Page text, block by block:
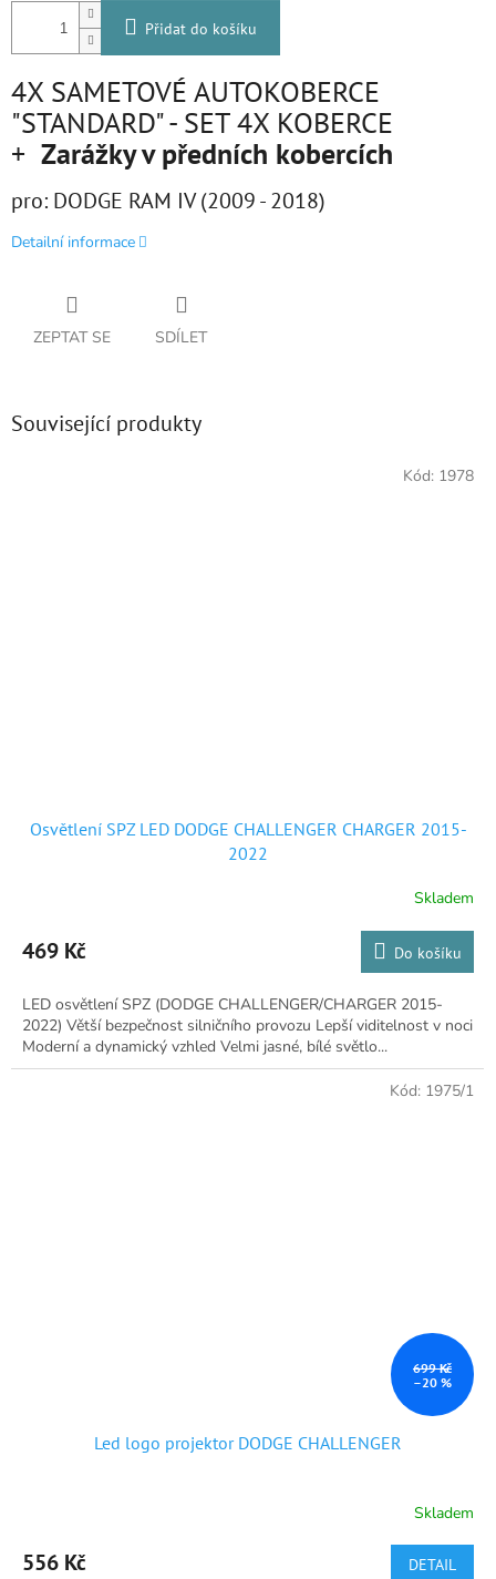
Přidat do košíku
4X SAMETOVÉ AUTOKOBERCE
"STANDARD" - SET 4X KOBERCE
+ Zarážky v předních kobercích
pro: DODGE RAM IV (2009 - 2018)
Detailní informace
ZEPTAT SE SDÍLET
Související produkty
Osvětlení SPZ LED DODGE CHALLENGER CHARGER 2015-
2022
Skladem
469 Kč Do košíku
LED osvětlení SPZ (DODGE CHALLENGER/CHARGER 2015-
2022) Větší bezpečnost silničního provozu Lepší viditelnost v noci
Moderní a dynamický vzhled Velmi jasné, bílé světlo...
Kód: 1978
699 Kč
–20 %
Led logo projektor DODGE CHALLENGER
Skladem
556 Kč DETAIL
Kód: 1975/1